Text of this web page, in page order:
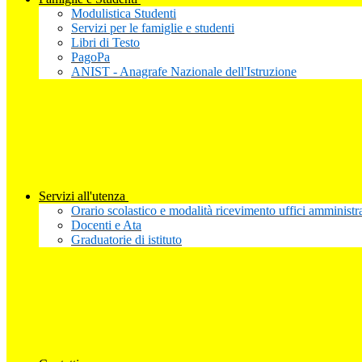
Modulistica Studenti
Servizi per le famiglie e studenti
Libri di Testo
PagoPa
ANIST - Anagrafe Nazionale dell'Istruzione
Servizi all'utenza
Orario scolastico e modalità ricevimento uffici
Docenti e Ata
Graduatorie di istituto